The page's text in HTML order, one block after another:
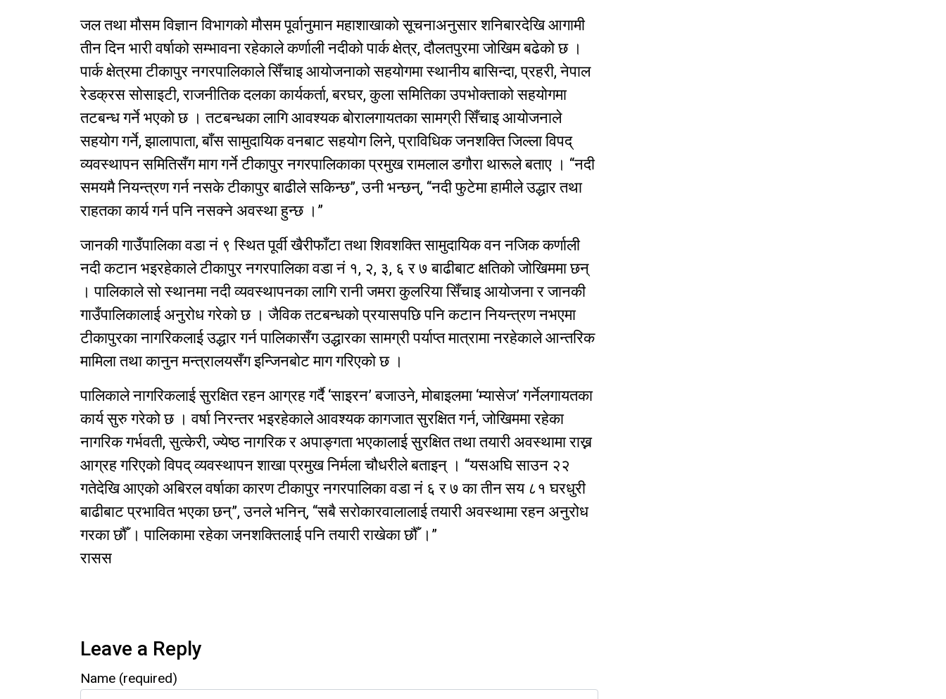
जल तथा मौसम विज्ञान विभागको मौसम पूर्वानुमान महाशाखाको सूचनाअनुसार शनिबारदेखि आगामी
तीन दिन भारी वर्षाको सम्भावना रहेकाले कर्णाली नदीको पार्क क्षेत्र, दौलतपुरमा जोखिम बढेको छ ।
पार्क क्षेत्रमा टीकापुर नगरपालिकाले सिँचाइ आयोजनाको सहयोगमा स्थानीय बासिन्दा, प्रहरी, नेपाल
रेडक्रस सोसाइटी, राजनीतिक दलका कार्यकर्ता, बरघर, कुला समितिका उपभोक्ताको सहयोगमा
तटबन्ध गर्ने भएको छ । तटबन्धका लागि आवश्यक बोरालगायतका सामग्री सिँचाइ आयोजनाले
सहयोग गर्ने, झालापाता, बाँस सामुदायिक वनबाट सहयोग लिने, प्राविधिक जनशक्ति जिल्ला विपद्
व्यवस्थापन समितिसँग माग गर्ने टीकापुर नगरपालिकाका प्रमुख रामलाल डगौरा थारूले बताए । “नदी
समयमै नियन्त्रण गर्न नसके टीकापुर बाढीले सकिन्छ”, उनी भन्छन्, “नदी फुटेमा हामीले उद्धार तथा
राहतका कार्य गर्न पनि नसक्ने अवस्था हुन्छ ।”
जानकी गाउँपालिका वडा नं ९ स्थित पूर्वी खैरीफाँटा तथा शिवशक्ति सामुदायिक वन नजिक कर्णाली
नदी कटान भइरहेकाले टीकापुर नगरपालिका वडा नं १, २, ३, ६ र ७ बाढीबाट क्षतिको जोखिममा छन्
। पालिकाले सो स्थानमा नदी व्यवस्थापनका लागि रानी जमरा कुलरिया सिँचाइ आयोजना र जानकी
गाउँपालिकालाई अनुरोध गरेको छ । जैविक तटबन्धको प्रयासपछि पनि कटान नियन्त्रण नभएमा
टीकापुरका नागरिकलाई उद्धार गर्न पालिकासँग उद्धारका सामग्री पर्याप्त मात्रामा नरहेकाले आन्तरिक
मामिला तथा कानुन मन्त्रालयसँग इन्जिनबोट माग गरिएको छ ।
पालिकाले नागरिकलाई सुरक्षित रहन आग्रह गर्दै ‘साइरन’ बजाउने, मोबाइलमा ‘म्यासेज’ गर्नेलगायतका
कार्य सुरु गरेको छ । वर्षा निरन्तर भइरहेकाले आवश्यक कागजात सुरक्षित गर्न, जोखिममा रहेका
नागरिक गर्भवती, सुत्केरी, ज्येष्ठ नागरिक र अपाङ्गता भएकालाई सुरक्षित तथा तयारी अवस्थामा राख्न
आग्रह गरिएको विपद् व्यवस्थापन शाखा प्रमुख निर्मला चौधरीले बताइन् । “यसअघि साउन २२
गतेदेखि आएको अबिरल वर्षाका कारण टीकापुर नगरपालिका वडा नं ६ र ७ का तीन सय ८१ घरधुरी
बाढीबाट प्रभावित भएका छन्”, उनले भनिन्, “सबै सरोकारवालालाई तयारी अवस्थामा रहन अनुरोध
गरका छौँ । पालिकामा रहेका जनशक्तिलाई पनि तयारी राखेका छौँ ।”
रासस
Leave a Reply
Name (required)